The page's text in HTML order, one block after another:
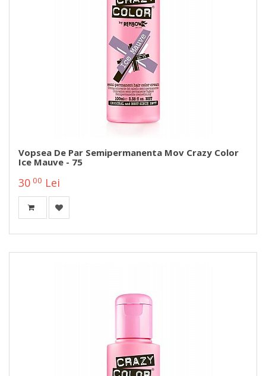
Vopsea De Par Semipermanenta Mov Crazy Color
Ice Mauve - 75
30 00 Lei